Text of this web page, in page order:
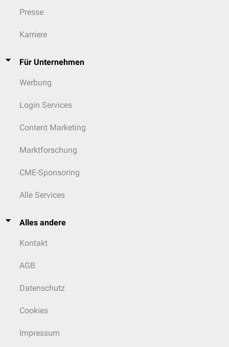
Presse
Karriere
Für Unternehmen
Werbung
Login Services
Content Marketing
Marktforschung
CME-Sponsoring
Alle Services
Alles andere
Kontakt
AGB
Datenschutz
Cookies
Impressum